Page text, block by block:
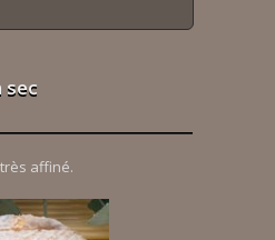
affiné.